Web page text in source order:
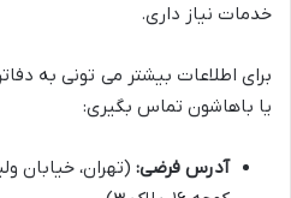
خدمات نیاز داری.
برای اطلاعات بیشتر می تونی به
یا باهاشون تماس بگیری:
آدرس فرضی: (تهران، خیابان